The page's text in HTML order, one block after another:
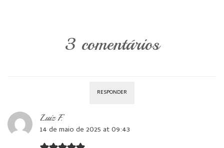
3 comentários
RESPONDER
Luiz F.
14 de maio de 2025 at 09:43